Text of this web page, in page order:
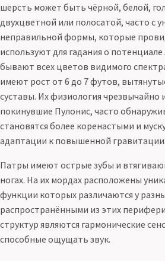
шерсть может быть чёрной, белой,
двухцветной или полосатой, часто с
неправильной формы, которые
используют для гадания о потенциале
бывают всех цветов видимого
имеют рост от 6 до 7 футов,
суставы. Их физиология чрезвычайно
покинувшие Пулонис, часто
становятся более коренастыми и
адаптации к повышенной гравитации.
Патры имеют острые зубы и
ногах. На их мордах расположены
функции которых различаются у
распространёнными из этих
структур являются гармонические
способные ощущать звук.